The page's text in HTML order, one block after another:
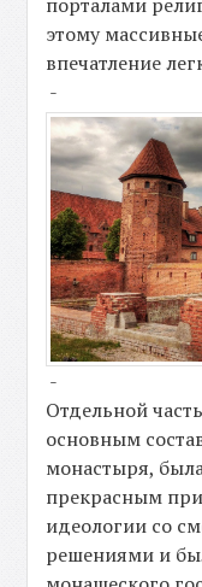
порталами
этому
впечатление
-
-
Отдельной
основным
монастыря,
прекрасным
идеологии со
решениями и